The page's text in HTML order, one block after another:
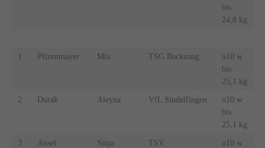
bis
24,8 kg
1 Pfizenmayer Mia TSG Backnang
u10 w
bis
25,1 kg
2 Durak Aleyna VfL Sindelfingen
u10 w
bis
25,1 kg
3 Ansel Sinja
TSV
u10 w